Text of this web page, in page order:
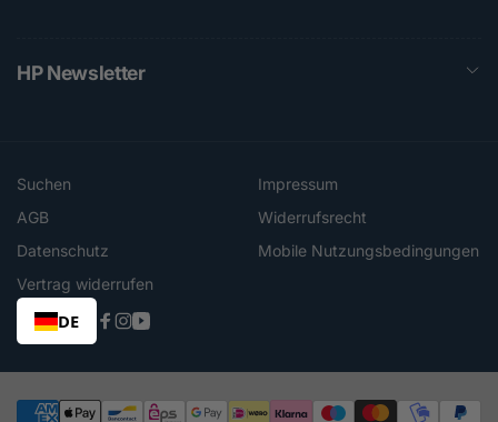
HP Newsletter
Suchen
Impressum
AGB
Widerrufsrecht
Datenschutz
Mobile Nutzungsbedingungen
Vertrag widerrufen
DE
Facebook
Instagram
YouTube